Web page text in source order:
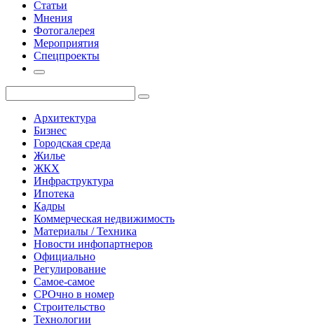
Статьи
Мнения
Фотогалерея
Мероприятия
Спецпроекты
Архитектура
Бизнес
Городская среда
Жилье
ЖКХ
Инфраструктура
Ипотека
Кадры
Коммерческая недвижимость
Материалы / Техника
Новости инфопартнеров
Официально
Регулирование
Самое-самое
СРОчно в номер
Строительство
Технологии